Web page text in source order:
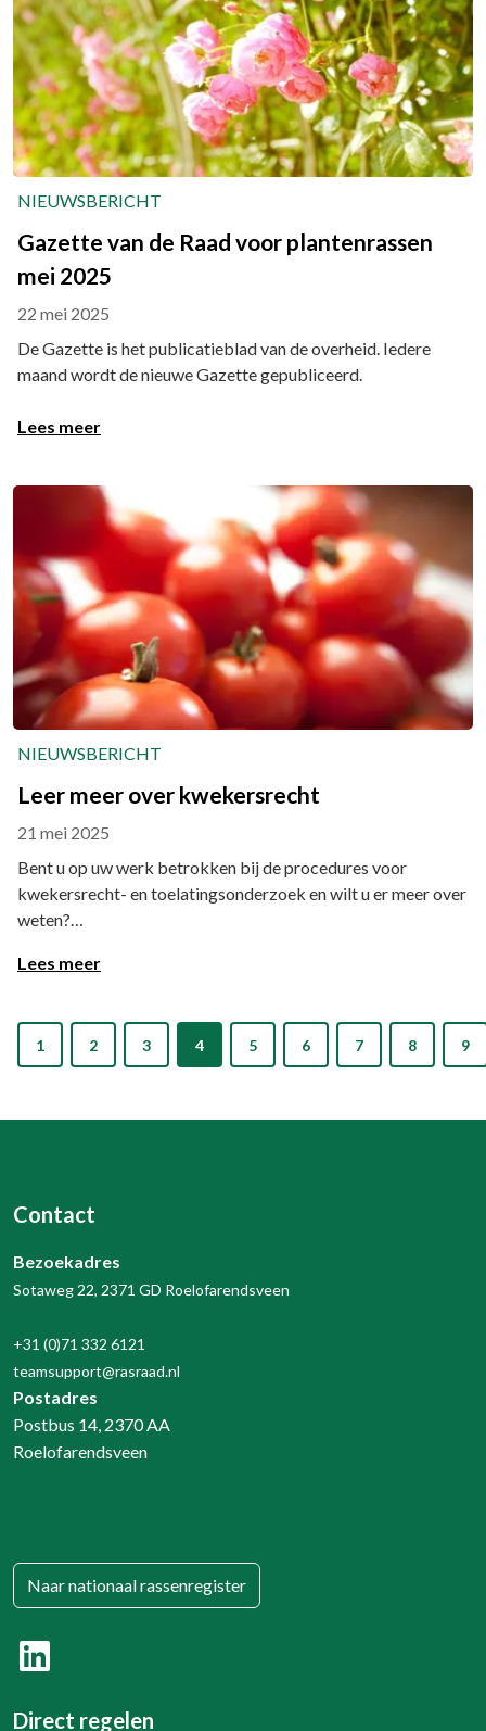
NIEUWSBERICHT
Gazette van de Raad voor plantenrassen
mei 2025
22 mei 2025
De Gazette is het publicatieblad van de overheid. Iedere
maand wordt de nieuwe Gazette gepubliceerd.
Lees meer
NIEUWSBERICHT
Leer meer over kwekersrecht
21 mei 2025
Bent u op uw werk betrokken bij de procedures voor
kwekersrecht- en toelatingsonderzoek en wilt u er meer over
weten?
Lees meer
1 2 3 4 5 6 7 8 9
Contact
Bezoekadres
Sotaweg 22, 2371 GD Roelofarendsveen
+31 (0)71 332 6121
teamsupport@rasraad.nl
Postadres
Postbus 14, 2370 AA
Roelofarendsveen
Naar nationaal rassenregister
Direct regelen